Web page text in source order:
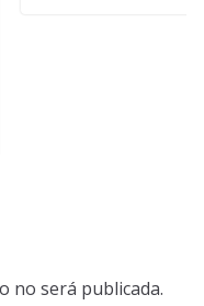
no será publicada.